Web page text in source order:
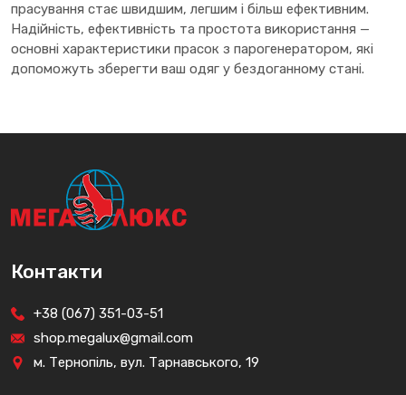
прасування стає швидшим, легшим і більш ефективним.
Надійність, ефективність та простота використання —
основні характеристики прасок з парогенератором, які
допоможуть зберегти ваш одяг у бездоганному стані.
Контакти
+38 (067) 351-03-51
shop.megalux@gmail.com
м. Тернопіль, вул. Тарнавського, 19